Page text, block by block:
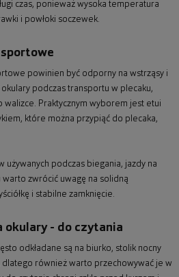
czas, ponieważ wysoka temperatura
i powłoki soczewek.
powinien być odporny na wstrząsy i
podczas transportu w plecaku,
Praktycznym wyborem jest etui
które można przypiąć do plecaka,
używanych podczas biegania, jazdy na
zwrócić uwagę na solidną
i stabilne zamknięcie.
okulary - do czytania
odkładane są na biurko, stolik nocny
dlatego również warto przechowywać je w